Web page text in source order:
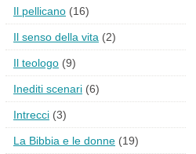
Il pellicano (16)
Il senso della vita (2)
Il teologo (9)
Inediti scenari (6)
Intrecci (3)
La Bibbia e le donne (19)